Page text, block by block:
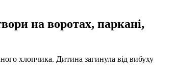
на воротах, паркані,
хлопчика. Дитина загинула від вибуху